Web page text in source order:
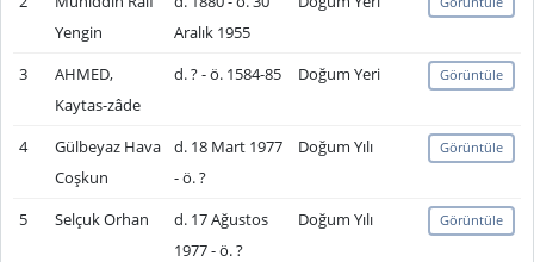
Yengin
Aralık 1955
3
AHMED,
Kaytas-zâde
d. ? - ö. 1584-85 Doğum Yeri Görüntüle
4
Gülbeyaz Hava
Coşkun
d. 18 Mart 1977
- ö. ?
Doğum Yılı Görüntüle
5 Selçuk Orhan
d. 17 Ağustos
1977 - ö. ?
Doğum Yılı Görüntüle